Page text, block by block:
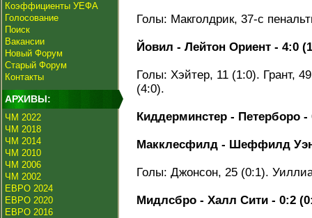
Коэффициенты УЕФА
Голосование
Поиск
Вакансии
Новый Форум
Старый Форум
Контакты
АРХИВЫ:
ЧМ 2022
ЧМ 2018
ЧМ 2014
ЧМ 2010
ЧМ 2006
ЧМ 2002
ЕВРО 2024
ЕВРО 2020
ЕВРО 2016
Голы: Макголдрик, 37-с
Йовил - Лейтон Ориент - 4:0
Голы: Хэйтер, 11 (1:0). Грант,
(4:0).
Киддерминстер - Петерборо -
Макклесфилд - Шеффилд
Голы: Джонсон, 25 (0:1).
Мидлсбро - Халл Сити - 0:2